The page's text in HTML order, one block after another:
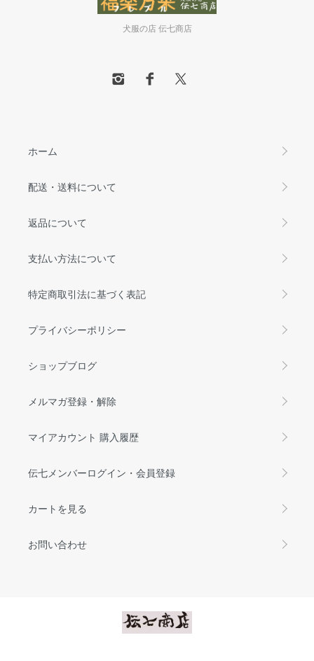
犬服の店 伝七商店
ホーム
配送・送料について
返品について
支払い方法について
特定商取引法に基づく表記
プライバシーポリシー
ショップブログ
メルマガ登録・解除
マイアカウント 購入履歴
伝七メンバーログイン・会員登録
カートを見る
お問い合わせ